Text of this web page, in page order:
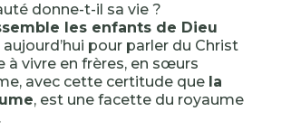
donne-t-il sa vie ?
les enfants de Dieu
pour parler du Christ
à vivre en frères, en sœurs
avec cette certitude que la
, est une facette du royaume